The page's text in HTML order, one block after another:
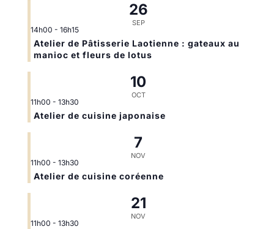
26
SEP
14h00 - 16h15
Atelier de Pâtisserie Laotienne : gateaux au
manioc et fleurs de lotus
10
OCT
11h00 - 13h30
Atelier de cuisine japonaise
7
NOV
11h00 - 13h30
Atelier de cuisine coréenne
21
NOV
11h00 - 13h30